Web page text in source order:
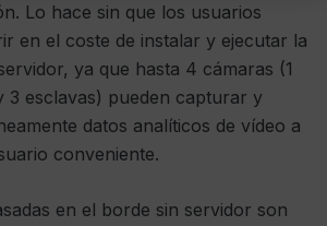
Lo hace sin que los usuarios
en el coste de instalar y ejecutar la
ya que hasta 4 cámaras (1
3 esclavas) pueden capturar y
datos analíticos de vídeo a
conveniente.
en el borde sin servidor son